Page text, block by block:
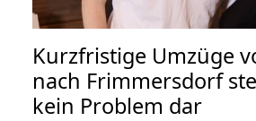
Kurzfristige Umzüge
nach Frimmersdorf
kein Problem dar